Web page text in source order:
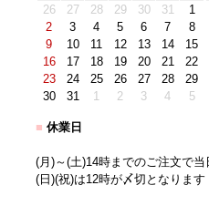
26
27 28 29 30 31
1
2
3 4 5 6 7
8
9
10 11 12 13 14
15
16
17 18 19 20 21
22
23
24 25 26 27 28
29
30
31 1 2 3 4 5
■ 休業日
(月)～(土)14時までのご注文で当
(日)(祝)は12時が〆切となります